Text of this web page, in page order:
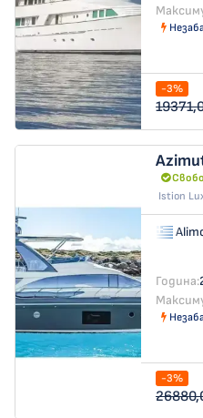
-3%
Istion
Година:
-3%